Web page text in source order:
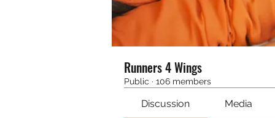
Runners 4 Wings
Public · 106 members
Discussion Media